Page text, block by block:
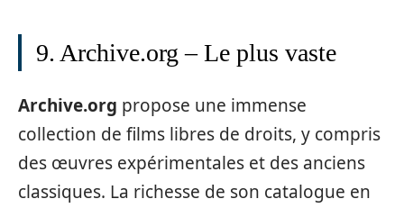
9. Archive.org – Le plus vaste
Archive.org propose une immense
collection de films libres de droits, y compris
des œuvres expérimentales et des anciens
classiques. La richesse de son catalogue en